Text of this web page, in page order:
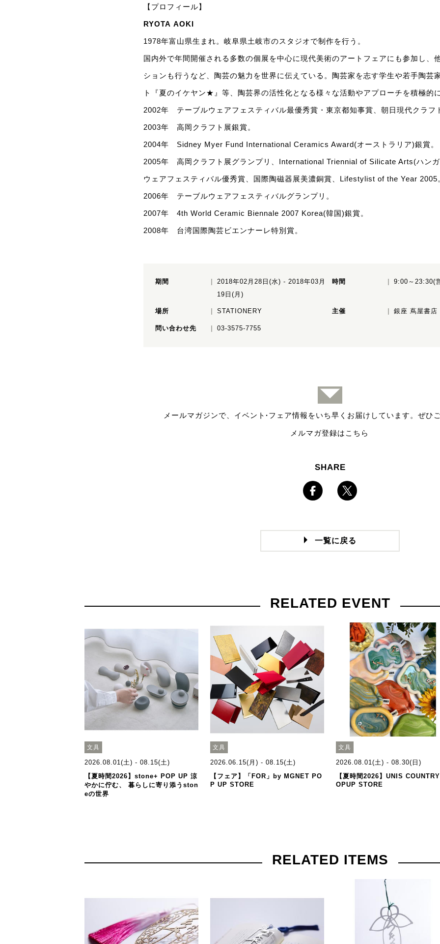
【プロフィール】
RYOTA AOKI
1978年富山県生まれ。岐阜県土岐市のスタジオで制作を行う。
国内外で年間開催される多数の個展を中心に現代美術のアートフェアにも参加し、
ションも行うなど、陶芸の魅力を世界に伝えている。陶芸家を志す学生や若手陶芸
ト『夏のイケヤン★』等、陶芸界の活性化となる様々な活動やアプローチを積極的
2002年 テーブルウェアフェスティバル最優秀賞・東京都知事賞、朝日現代クラフ
2003年 高岡クラフト展銀賞。
2004年 Sidney Myer Fund International Ceramics Award(オーストラリア)銀賞。
2005年 高岡クラフト展グランプリ、International Triennial of Silicate Arts(ハン
ウェアフェスティバル優秀賞、国際陶磁器展美濃銅賞、Lifestylist of the Year 2005
2006年 テーブルウェアフェスティバルグランプリ。
2007年 4th World Ceramic Biennale 2007 Korea(韓国)銀賞。
2008年 台湾国際陶芸ビエンナーレ特別賞。
期間
2018年02月28日(水) - 2018年03月
19日(月)
時間 9:00～23:30(
場所 STATIONERY 主催 銀座 蔦屋書店
問い合わせ先 03-3575-7755
メールマガジンで、イベント ·フェア情報をいち早くお届けしています。ぜひ
メルマガ登録はこちら
SHARE
一覧に戻る
RELATED EVENT
文具
2026.08.01(土) - 08.15(土)
【夏時間2026】stone+ POP UP 涼
やかに佇む、 暮らしに寄り添うston
eの世界
文具
2026.06.15(月) - 08.15(土)
【フェア】「FOR」by MGNET PO
P UP STORE
文具
2026.08.01(土) - 08.30(日)
【夏時間2026】UNIS
OPUP STORE
RELATED ITEMS